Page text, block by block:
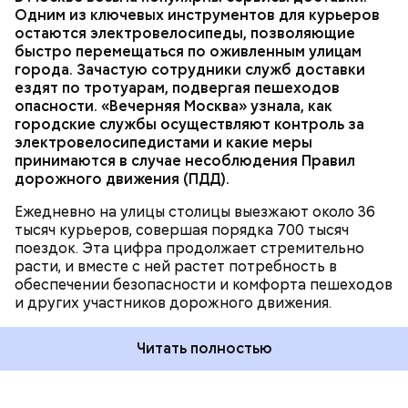
Одним из ключевых инструментов для курьеров
остаются электровелосипеды, позволяющие
быстро перемещаться по оживленным улицам
города. Зачастую сотрудники служб доставки
ездят по тротуарам, подвергая пешеходов
опасности. «Вечерняя Москва» узнала, как
городские службы осуществляют контроль за
электровелосипедистами и какие меры
принимаются в случае несоблюдения Правил
дорожного движения (ПДД).
Ежедневно на улицы столицы выезжают около 36
тысяч курьеров, совершая порядка 700 тысяч
поездок. Эта цифра продолжает стремительно
расти, и вместе с ней растет потребность в
обеспечении безопасности и комфорта пешеходов
и других участников дорожного движения.
Читать полностью
ТРАНСПОРТ ПДД КУРЬЕРЫ
МОСКВА
ДОСТАВКА